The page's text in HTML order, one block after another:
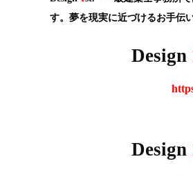
す。夢を現実に近づけるお手伝
Design
Design